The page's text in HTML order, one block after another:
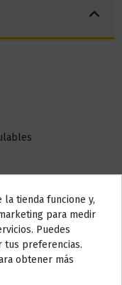
GTX
Do not show again.
días
la tienda funcione y,
para medir
Puedes
tus preferencias.
obtener más